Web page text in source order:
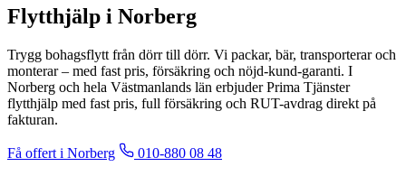
Flytthjälp i Norberg
Trygg bohagsflytt från dörr till dörr. Vi packar, bär, transporterar och
monterar – med fast pris, försäkring och nöjd-kund-garanti. I
Norberg och hela Västmanlands län erbjuder Prima Tjänster
flytthjälp med fast pris, full försäkring och RUT-avdrag direkt på
fakturan.
Få offert i Norberg 010-880 08 48